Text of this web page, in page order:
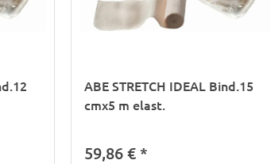
ABE STRETCH IDEAL Bind.15
cmx5 m elast.
59,86 €*